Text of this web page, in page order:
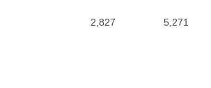
2,827 5,271